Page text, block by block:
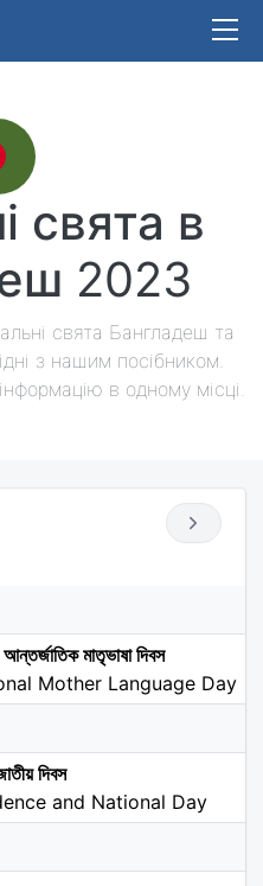
свята в
2023
свята Бангладеш та
з нашим посібником.
в одному місці.
মাতৃভাষা দিবস
Mother Language Day
দিবস
and National Day